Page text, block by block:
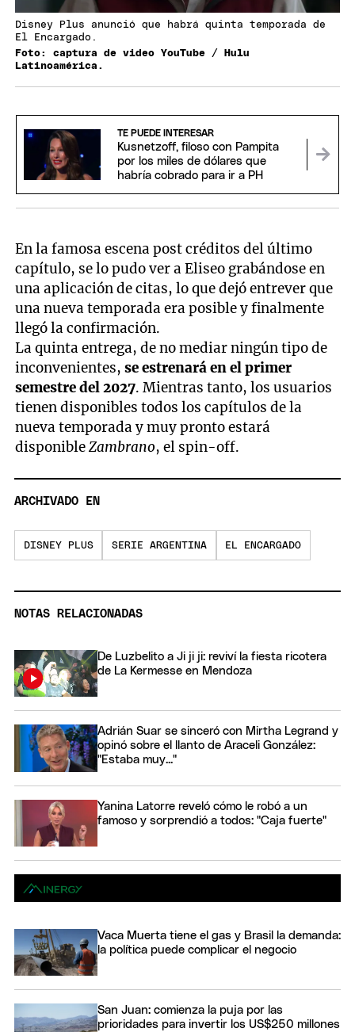
Disney Plus anunció que habrá quinta temporada de
El Encargado.
Foto: captura de video YouTube / Hulu
Latinoamérica.
TE PUEDE INTERESAR
Kusnetzoff, filoso con Pampita
por los miles de dólares que
habría cobrado para ir a PH
En la famosa escena post créditos del último
capítulo, se lo pudo ver a Eliseo grabándose en
una aplicación de citas, lo que dejó entrever que
una nueva temporada era posible y finalmente
llegó la confirmación.
La quinta entrega, de no mediar ningún tipo de
inconvenientes,se estrenará en el primer
semestre del 2027. Mientras tanto, los usuarios
tienen disponibles todos los capítulos de la
nueva temporada y muy pronto estará
disponibleZambrano, el spin-off.
ARCHIVADO EN
DISNEY PLUS SERIE ARGENTINA EL ENCARGADO
NOTAS RELACIONADAS
De Luzbelito a Ji ji ji: reviví la fiesta ricotera
de La Kermesse en Mendoza
Adrián Suar se sinceró con Mirtha Legrand y
opinó sobre el llanto de Araceli González:
"Estaba muy..."
Yanina Latorre reveló cómo le robó a un
famoso y sorprendió a todos: "Caja fuerte"
Vaca Muerta tiene el gas y Brasil la demanda:
la política puede complicar el negocio
San Juan: comienza la puja por las
prioridades para invertir los US$250 millones